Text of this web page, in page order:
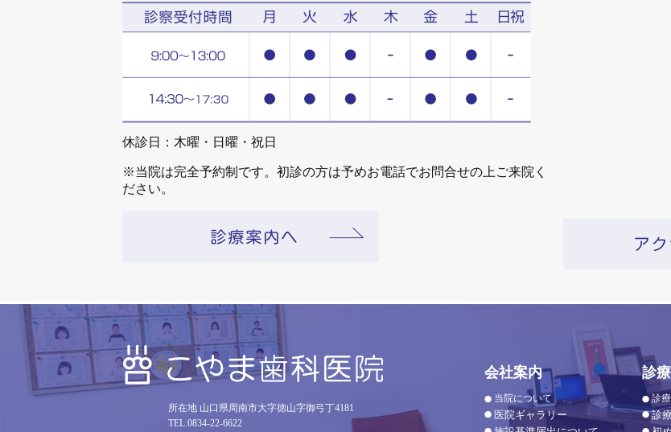
休診日：木曜・日曜・祝日
※当院は完全予約制です。初診の方は予めお電話でお問合せの上ご来院く
ださい。
所在地 山口県周南市大字徳山字御弓丁4181
TEL.0834-22-6622
会社案内
当院について
医院ギャラリー
診
診
診